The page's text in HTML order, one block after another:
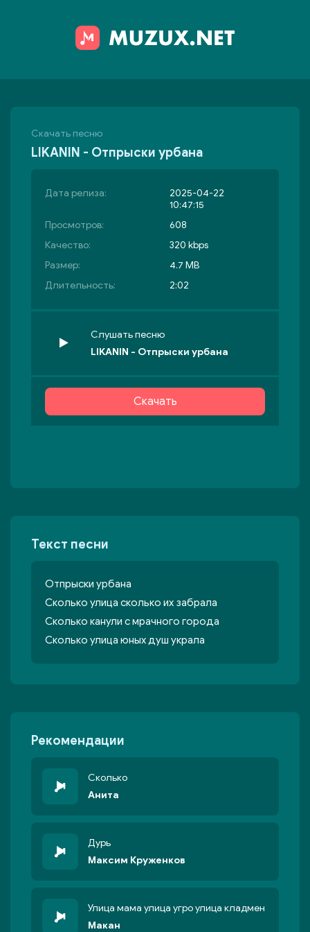
Скачать песню
LIKANIN - Отпрыски урбана
Дата релиза:
2025-04-22
10:47:15
Просмотров:
608
Качество:
320 kbps
Размер:
4.7 MB
Длительность:
2:02
Слушать песню
LIKANIN - Отпрыски урбана
Скачать
Текст песни
Отпрыски урбана
Сколько улица сколько их забрала
Сколько канули с мрачного города
Сколько улица юных душ украла
Рекомендации
Сколько
Анита
Дурь
Максим Круженков
Улица мама улица угро улица кладмен
Макан